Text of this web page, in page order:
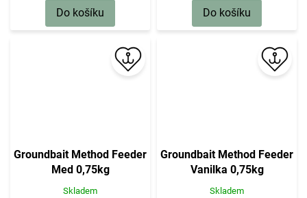
Do košíku Do košíku
Groundbait Method Feeder
Med 0,75kg
Skladem
Groundbait Method Feeder
Vanilka 0,75kg
Skladem